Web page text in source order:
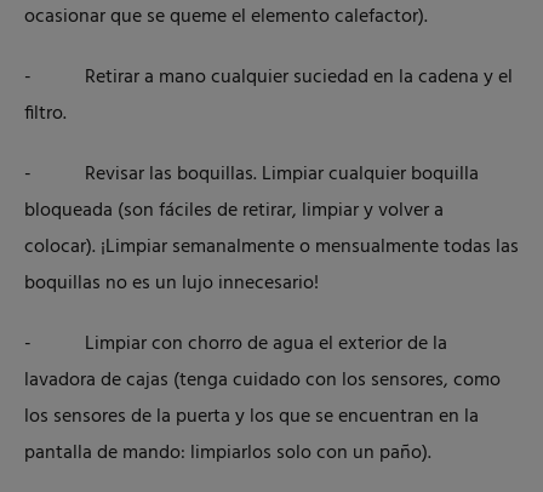
ocasionar que se queme el elemento calefactor).
- Retirar a mano cualquier suciedad en la cadena y el
filtro.
- Revisar las boquillas. Limpiar cualquier boquilla
bloqueada (son fáciles de retirar, limpiar y volver a
colocar). ¡Limpiar semanalmente o mensualmente todas las
boquillas no es un lujo innecesario!
- Limpiar con chorro de agua el exterior de la
lavadora de cajas (tenga cuidado con los sensores, como
los sensores de la puerta y los que se encuentran en la
pantalla de mando: limpiarlos solo con un paño).